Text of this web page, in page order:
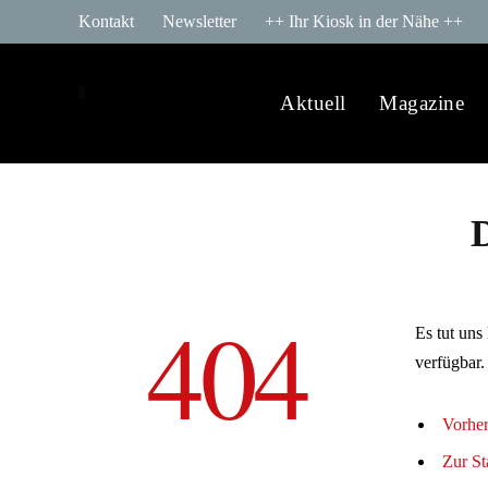
Kontakt Newsletter ++ Ihr Kiosk in der Nähe ++
Aktuell Magazine
404
Es tut
verfügbar.
Zur